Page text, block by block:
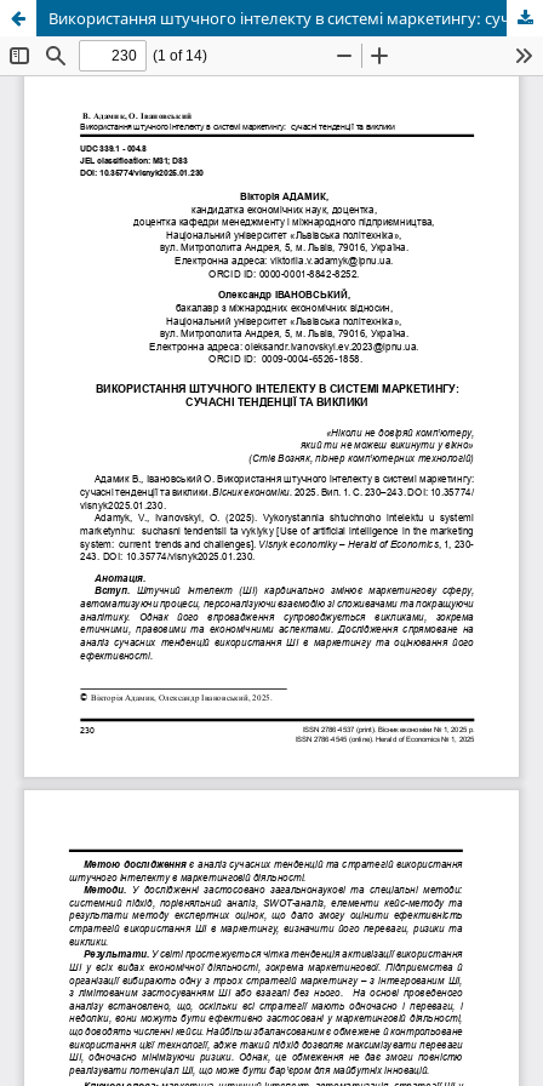
Використання штучного інтелекту в системі маркетингу: сучасні тенденції та виклики